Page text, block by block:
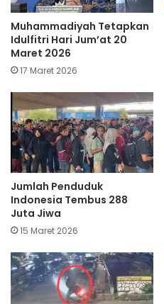
Muhammadiyah Tetapkan
Idulfitri Hari Jum’at 20
Maret 2026
17 Maret 2026
Jumlah Penduduk
Indonesia Tembus 288
Juta Jiwa
15 Maret 2026